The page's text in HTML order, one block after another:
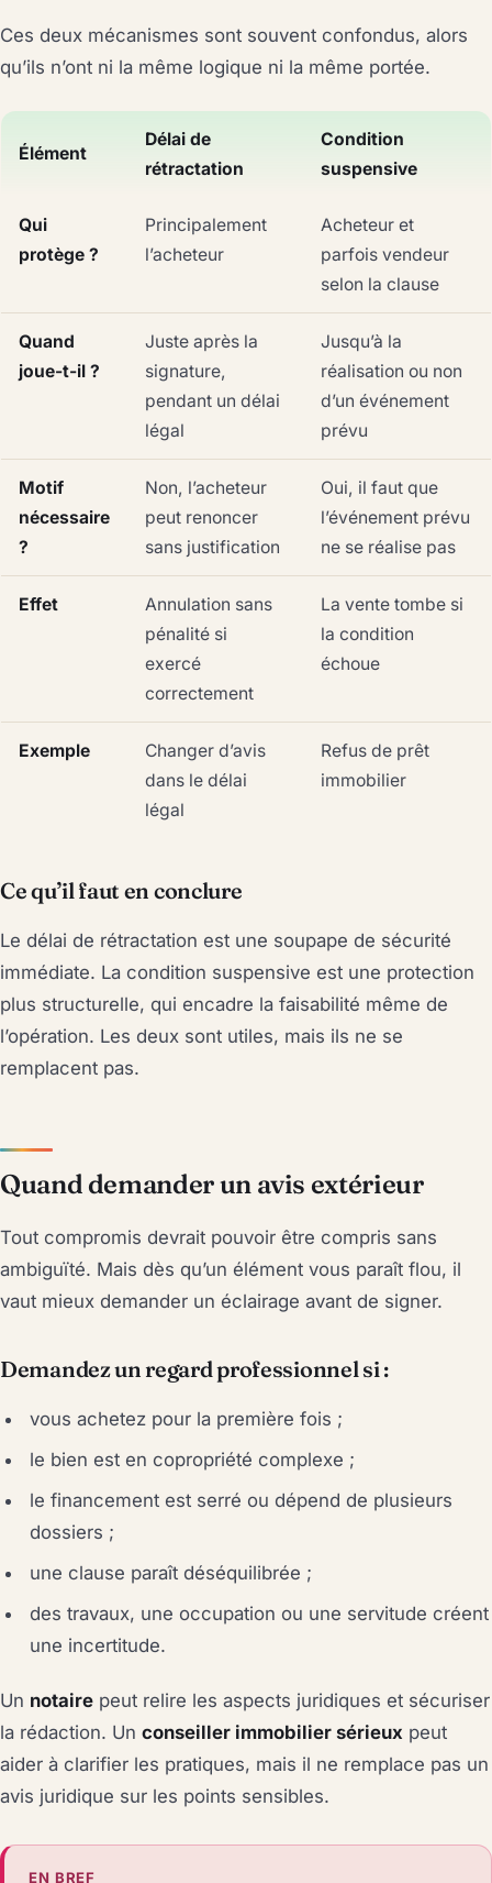
Ces deux mécanismes sont souvent confondus, alors
qu’ils n’ont ni la même logique ni la même portée.
Élément
Délai de
rétractation
Condition
suspensive
Qui
protège ?
Principalement
l’acheteur
Acheteur et
parfois vendeur
selon la clause
Quand
joue-t-il ?
Juste après la
signature,
pendant un délai
légal
Jusqu’à la
réalisation ou non
d’un événement
prévu
Motif
nécessaire
?
Non, l’acheteur
peut renoncer
sans justification
Oui, il faut que
l’événement prévu
ne se réalise pas
Effet
Annulation sans
pénalité si
exercé
correctement
La vente tombe si
la condition
échoue
Exemple
Changer d’avis
dans le délai
légal
Refus de prêt
immobilier
Ce qu’il faut en conclure
Le délai de rétractation est une soupape de sécurité
immédiate. La condition suspensive est une protection
plus structurelle, qui encadre la faisabilité même de
l’opération. Les deux sont utiles, mais ils ne se
remplacent pas.
Quand demander un avis extérieur
Tout compromis devrait pouvoir être compris sans
ambiguïté. Mais dès qu’un élément vous paraît flou, il
vaut mieux demander un éclairage avant de signer.
Demandez un regard professionnel si :
vous achetez pour la première fois ;
le bien est en copropriété complexe ;
le financement est serré ou dépend de plusieurs
dossiers ;
une clause paraît déséquilibrée ;
des travaux, une occupation ou une servitude créent
une incertitude.
Un notaire peut relire les aspects juridiques et sécuriser
la rédaction. Un conseiller immobilier sérieux peut
aider à clarifier les pratiques, mais il ne remplace pas un
avis juridique sur les points sensibles.
EN BREF